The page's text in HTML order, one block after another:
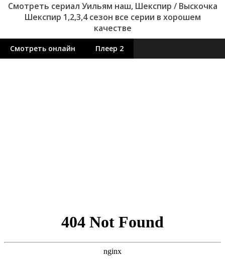
Смотреть сериал Уильям наш, Шекспир / Выскочка
Шекспир 1,2,3,4 сезон все серии в хорошем
качестве
Смотреть онлайн Плеер 2